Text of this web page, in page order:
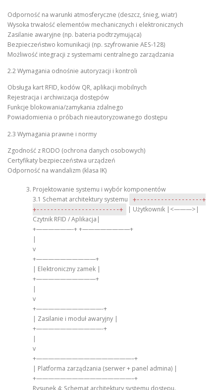
Odporność na warunki atmosferyczne (deszcz, śnieg, wiatr)
Wysoka trwałość elementów mechanicznych i elektronicznych
Zasilanie awaryjne (np. bateria podtrzymująca)
Bezpieczeństwo komunikacji (np. szyfrowanie AES-128)
Możliwość integracji z systemami centralnego zarządzania
2.2 Wymagania odnośnie autoryzacji i kontroli
Obsługa kart RFID, kodów QR, aplikacji mobilnych
Rejestracja i archiwizacja dostępów
Funkcje blokowania/zamykania zdalnego
Powiadomienia o próbach nieautoryzowanego dostępu
2.3 Wymagania prawne i normy
Zgodność z RODO (ochrona danych osobowych)
Certyfikaty bezpieczeństwa urządzeń
Odporność na wandalizm (klasa IK)
Projektowanie systemu i wybór komponentów
3.1 Schemat architektury systemu
+-------------------+
+------------------------+
| Użytkownik |<———>|
Czytnik RFID / Aplikacja|
+——————-+ +————————+
|
v
+——————————+
| Elektroniczny zamek |
+——————————+
|
v
+———————————-+
| Zasilanie i moduł awaryjny |
+———————————-+
|
v
+————————————————–+
| Platforma zarządzania (serwer + panel admina) |
+————————————————–+
Rysunek 4: Schemat architektury systemu dostępu.